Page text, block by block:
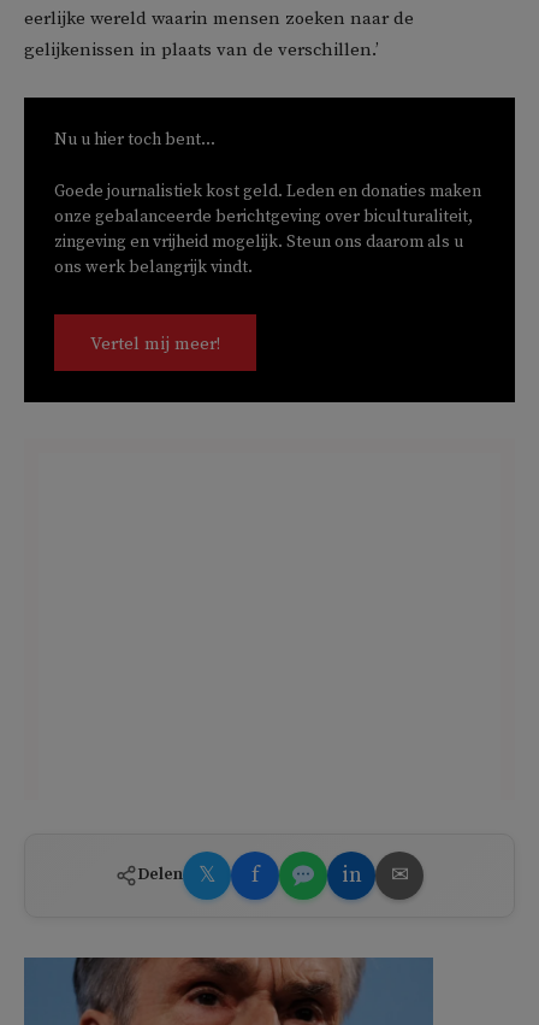
eerlijke wereld waarin mensen zoeken naar de
gelijkenissen in plaats van de verschillen.’
Nu u hier toch bent...
Goede journalistiek kost geld. Leden en donaties maken
onze gebalanceerde berichtgeving over biculturaliteit,
zingeving en vrijheid mogelijk. Steun ons daarom als u
ons werk belangrijk vindt.
Vertel mij meer!
Delen 𝕏 f in ✉